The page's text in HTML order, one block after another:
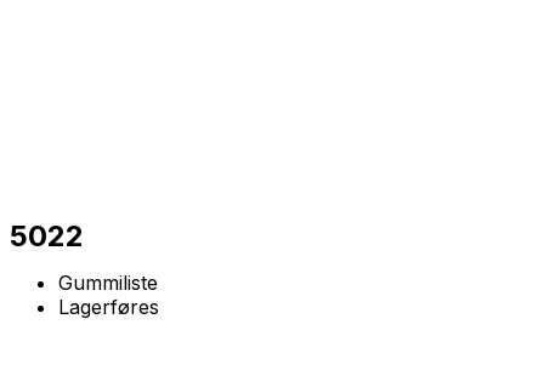
5022
Gummiliste
Lagerføres